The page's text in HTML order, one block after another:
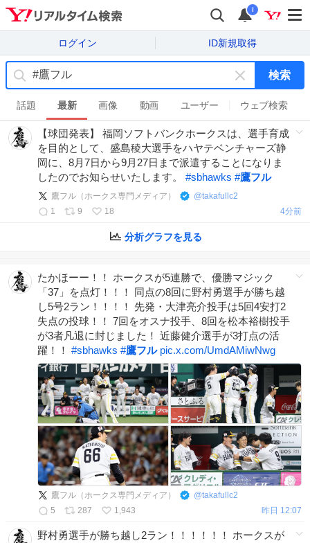
i
ログイン ID新規取得
キ
ー
ワ
ー
ド
を
消
検索
話題 最新 画像 動画 ユーザー ウェブ検索
【球団発表】 福岡ソフトバンクホークスは、選手育成
を目的として、盛島稜大選手をハヤテベンチャーズ静
岡に、8月7日から9月27日まで派遣することになりま
したのでお知らせいたします。 #sbhawks #鷹フル
鷹フル（ホークス専門メディア） @takafullc2
1
9 18 4分前
分析グラフを見る
たかほーー！！ ホークスが5連勝で、優勝マジック
「37」を点灯！！！ 同点の8回に野村勇選手が勝ち越
し5号2ラン！！！！ 先発・大津亮介投手は5回4安打2
失点の投球！！ 7回をオスナ投手、8回を松本裕樹投手
が3者凡退に封じました！ 近藤健介選手が3打点の活
躍！！ #sbhawks #鷹フル pic.x.com/UmdAMiwNwg
鷹フル（ホークス専門メディア） @takafullc2
5
287 1,943 昨日 12:07
野村勇選手が勝ち越し2ラン！！！！！！ ホークスが